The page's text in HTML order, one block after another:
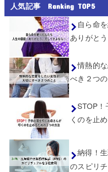
人気記事 Ranking TOP5
自ら命
ありがと
情熱的
べき２つ
STOP！
くのを止
納得！
のスピリ